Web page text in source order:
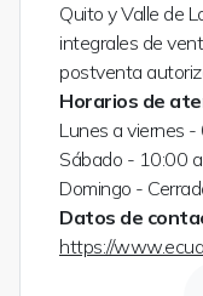
Quito y Valle de
integrales de
postventa
Horarios de
Lunes a viernes
Sábado - 10:00
Domingo -
Datos de
https://